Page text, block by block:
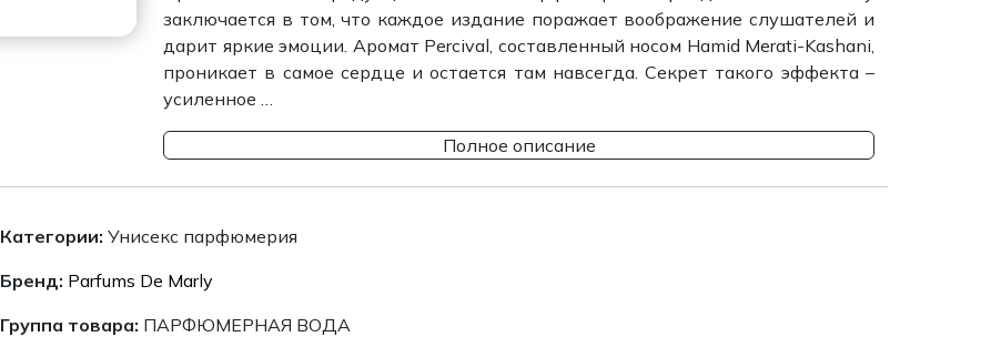
заключается в том, что каждое издание поражает воображение слушателей и
дарит яркие эмоции. Аромат Percival, составленный носом Hamid Merati-Kashani,
проникает в самое сердце и остается там навсегда. Секрет такого эффекта –
усиленное …
Полное описание
Категории: Унисекс парфюмерия
Бренд: Parfums De Marly
Группа товара: ПАРФЮМЕРНАЯ ВОДА